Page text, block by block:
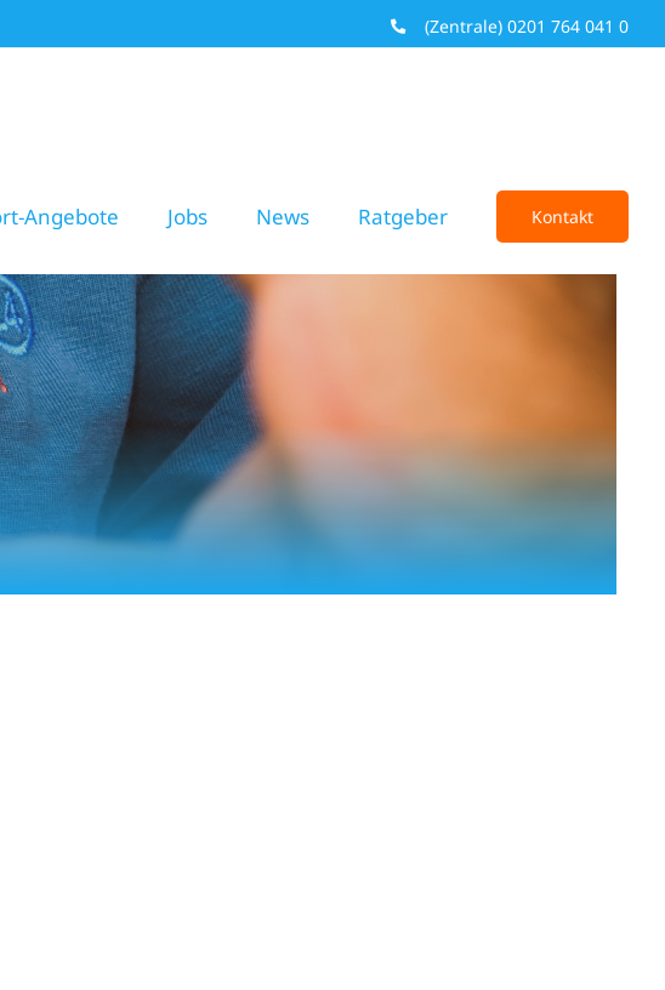
(Zentrale) 0201 764 041 0
Angebote Jobs News Ratgeber Kontakt